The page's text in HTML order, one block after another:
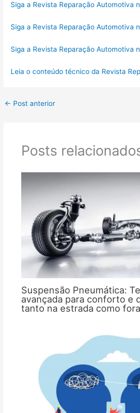
Siga a Revista Reparação Automotiva
Siga a Revista Reparação Automotiva
Siga a Revista Reparação Automotiva
Leia o conteúdo técnico da Revista
← Post anterior
Posts
Suspensão Pneumática:
avançada para conforto e
tanto na estrada como